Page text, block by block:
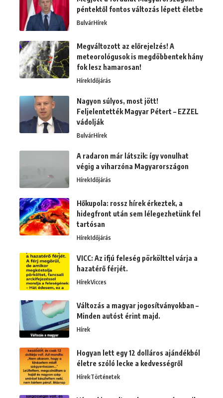
péntektől fontos változás lépett életbe
BulvárHírek
Megváltozott az előrejelzés! A
meteorológusok is megdöbbentek hány
fok lesz hamarosan!
HírekIdőjárás
Nagyon súlyos, most jött!
Feljelentették Magyar Pétert – EZZEL
vádolják
BulvárHírek
A radaron már látszik: így vonulhat
végig a viharzóna Magyarországon
HírekIdőjárás
Hőkupola: rossz hírek érkeztek, a
hidegfront után sem lélegezhetünk fel
tartósan
HírekIdőjárás
VICC: Az ifjú feleség pörkölttel várja a
hazatérő férjét.
HírekVicces
Változás a magyar jogosítványokban –
Minden autóst érint majd.
Hírek
Hogyan lett egy 12 dolláros ajándékból
életre szóló lecke a kedvességről
HírekTörténetek